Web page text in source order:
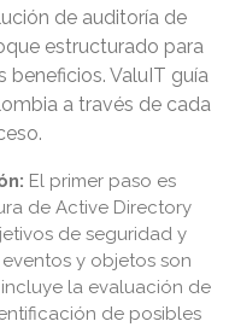
de auditoría de
estructurado para
beneficios. ValuIT guía
a través de cada
El primer paso es
de Active Directory
de seguridad y
y objetos son
la evaluación de
de posibles